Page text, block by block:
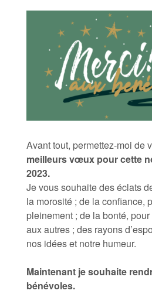
Avant tout, permettez-moi de
meilleurs vœux pour cette
2023.
Je vous souhaite des éclats
la morosité ; de la confiance,
pleinement ; de la bonté,
aux autres ; des rayons
nos idées et notre humeur.
Maintenant je souhaite
bénévoles.